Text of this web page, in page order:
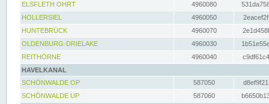
ELSFLETH OHRT
4960080
HOLLERSIEL
4960050
HUNTEBRÜCK
4960070
OLDENBURG-DRIELAKE
4960030
REITHÖRNE
4960040
HAVELKANAL
SCHÖNWALDE OP
587050
SCHÖNWALDE UP
587060